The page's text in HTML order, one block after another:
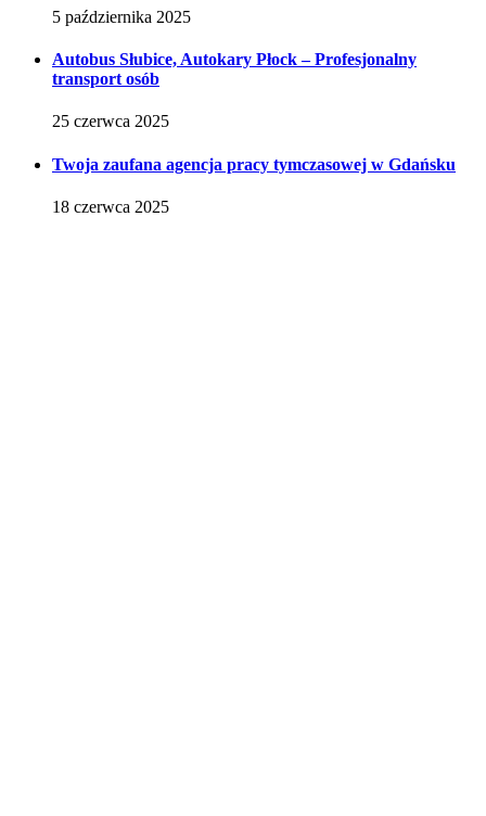
5 października 2025
Autobus Słubice, Autokary Płock – Profesjonalny
transport osób
25 czerwca 2025
Twoja zaufana agencja pracy tymczasowej w Gdańsku
18 czerwca 2025